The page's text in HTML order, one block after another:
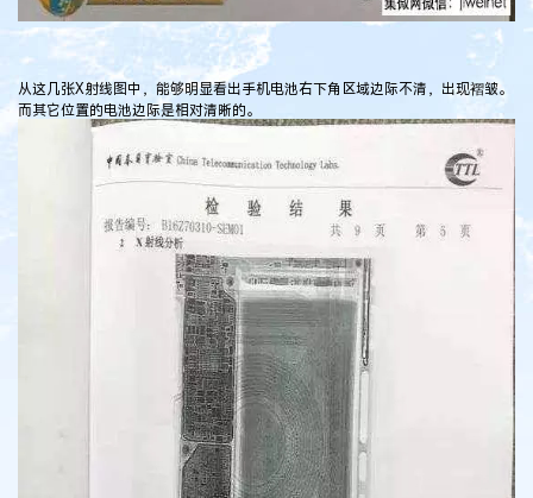
从这几张X射线图中，能够明显看出手机电池右下角区域边际不清，出现褶皱。
而其它位置的电池边际是相对清晰的。